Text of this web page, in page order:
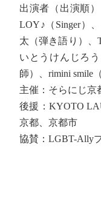
出演者（出演順
LOY♪（Singer）
太（弾き語り）、
いとうけんじろ
師）、rimini smile
主催：そらにじ京
後援：KYOTO
京都、京都市
協賛：LGBT-Ally